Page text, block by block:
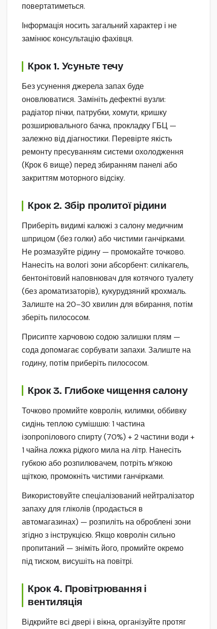
повертатиметься.
Інформація носить загальний характер і не
замінює консультацію фахівця.
Крок 1. Усуньте течу
Без усунення джерела запах буде
оновлюватися. Замініть дефектні вузли:
радіатор пічки, патрубки, хомути, кришку
розширювального бачка, прокладку ГБЦ —
залежно від діагностики. Перевірте якість
ремонту пресуванням системи охолодження
(Крок 6 вище) перед збиранням панелі або
закриттям моторного відсіку.
Крок 2. Збір пролитої рідини
Приберіть видимі калюжі з салону медичним
шприцом (без голки) або чистими ганчірками.
Не розмазуйте рідину — промокайте точково.
Нанесіть на вологі зони абсорбент: силікагель,
бентонітовий наповнювач для котячого туалету
(без ароматизаторів), кукурудзяний крохмаль.
Залиште на 20–30 хвилин для вбирання, потім
зберіть пилососом.
Присипте харчовою содою залишки плям —
сода допомагає сорбувати запахи. Залиште на
годину, потім приберіть пилососом.
Крок 3. Глибоке чищення салону
Точково промийте ковролін, килимки, оббивку
сидінь теплою сумішшю: 1 частина
ізопропілового спирту (70%) + 2 частини води +
1 чайна ложка рідкого мила на літр. Нанесіть
губкою або розпилювачем, потріть м’якою
щіткою, промокніть чистими ганчірками.
Використовуйте спеціалізований нейтралізатор
запаху для гліколів (продається в
автомагазинах) — розпиліть на оброблені зони
згідно з інструкцією. Якщо ковролін сильно
пропитаний — зніміть його, промийте окремо
під тиском, висушіть на повітрі.
Крок 4. Провітрювання і
вентиляція
Відкрийте всі двері і вікна, організуйте протяг